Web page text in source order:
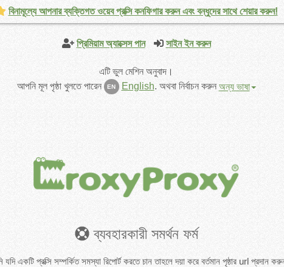
প্রিমিয়াম অ্যাক্সেস পান সাইন ইন করুন
এটি ভুল মেশিন অনুবাদ।
আপনি মূল পৃষ্ঠা খুলতে পারেন
EN English. অথবা নির্বাচন করুনঅন্য ভাষা
ব্যবহারকারী সমর্থন ফর্ম
একটি প্রক্সি সম্পর্কিত সমস্যা রিপোর্ট করতে চান তাহলে দয়া করে বর্তমান পৃষ্ঠার url প্রদান
বিনামূল্যে আপনার ব্যক্তিগত ওয়েব প্রক্সি কনফিগার করুন এবং বন্ধুদের সাথে শেয়ার করুন!